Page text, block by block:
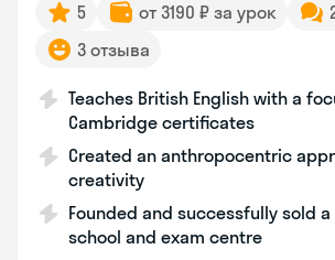
5 от 3190 ₽ за урок
3 отзыва
Teaches British English with a
Cambridge certificates
Created an anthropocentric
creativity
Founded and successfully sold
school and exam centre